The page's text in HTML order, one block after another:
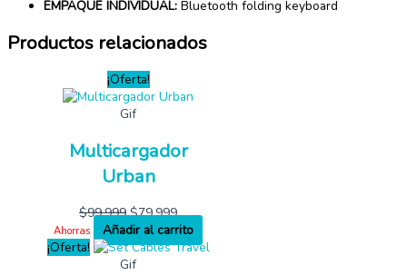
EMPAQUE INDIVIDUAL: Bluetooth folding keyboard
Productos relacionados
¡Oferta!
Gif
Multicargador
Urban
$99,999 $79,999
Ahorras
Añadir al carrito
¡Oferta!
Gif